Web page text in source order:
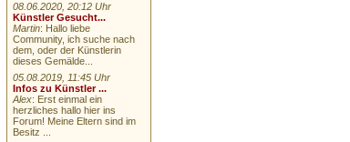
08.06.2020, 20:12 Uhr
Künstler Gesucht...
Martin: Hallo liebe
Community, ich suche nach
dem, oder der Künstlerin
dieses Gemälde...
05.08.2019, 11:45 Uhr
Infos zu Künstler ...
Alex: Erst einmal ein
herzliches hallo hier ins
Forum! Meine Eltern sind im
Besitz ...